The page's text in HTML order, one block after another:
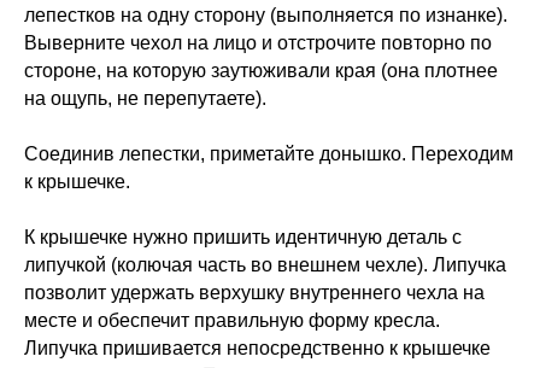
лепестков на одну сторону (выполняется по изнанке).
Выверните чехол на лицо и отстрочите повторно по
стороне, на которую заутюживали края (она плотнее
на ощупь, не перепутаете).
Соединив лепестки, приметайте донышко. Переходим
к крышечке.
К крышечке нужно пришить идентичную деталь с
липучкой (колючая часть во внешнем чехле). Липучка
позволит удержать верхушку внутреннего чехла на
месте и обеспечит правильную форму кресла.
Липучка пришивается непосредственно к крышечке